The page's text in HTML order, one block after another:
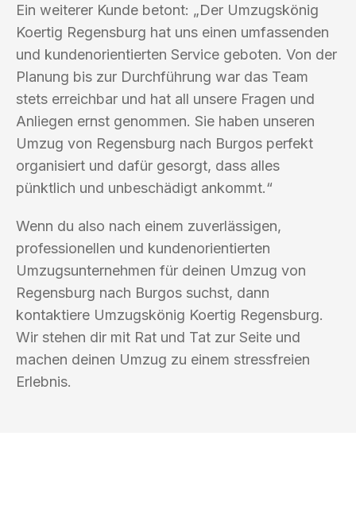
Ein weiterer Kunde betont: „Der Umzugskönig
Koertig Regensburg hat uns einen umfassenden
und kundenorientierten Service geboten. Von der
Planung bis zur Durchführung war das Team
stets erreichbar und hat all unsere Fragen und
Anliegen ernst genommen. Sie haben unseren
Umzug von Regensburg nach Burgos perfekt
organisiert und dafür gesorgt, dass alles
pünktlich und unbeschädigt ankommt.“
Wenn du also nach einem zuverlässigen,
professionellen und kundenorientierten
Umzugsunternehmen für deinen Umzug von
Regensburg nach Burgos suchst, dann
kontaktiere Umzugskönig Koertig Regensburg.
Wir stehen dir mit Rat und Tat zur Seite und
machen deinen Umzug zu einem stressfreien
Erlebnis.